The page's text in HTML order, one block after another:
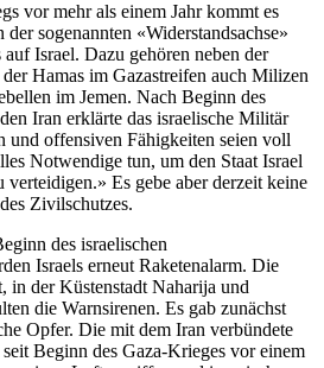
vor mehr als einem Jahr kommt es
sogenannten «Widerstandsachse»
Israel. Dazu gehören neben der
Hamas im Gazastreifen auch Milizen
im Jemen. Nach Beginn des
Iran erklärte das israelische Militär
und offensiven Fähigkeiten seien voll
Notwendige tun, um den Staat Israel
verteidigen.» Es gebe aber derzeit keine
Zivilschutzes.
des israelischen
Israels erneut Raketenalarm. Die
in der Küstenstadt Naharija und
die Warnsirenen. Es gab zunächst
Opfer. Die mit dem Iran verbündete
Beginn des Gaza-Krieges vor einem